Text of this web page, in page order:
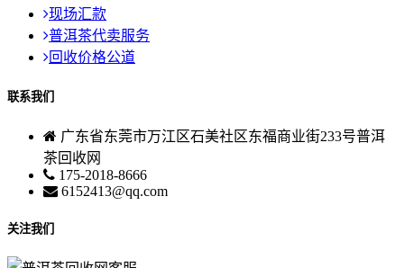
现场汇款
普洱茶代卖服务
回收价格公道
联系我们
广东省东莞市万江区石美社区东福商业街233号普洱
茶回收网
175-2018-8666
6152413@qq.com
关注我们